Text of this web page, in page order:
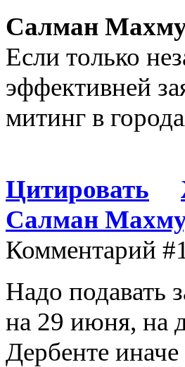
Салман
Если только
эффективней
митинг в
Цитировать
Салман
Комментарий
Надо подавать
на 29 июня, на
Дербенте иначе